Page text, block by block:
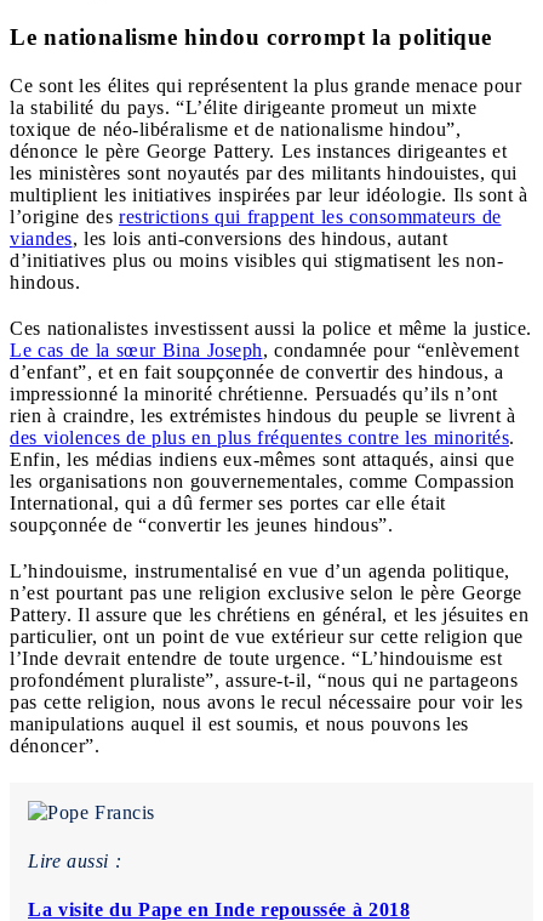
Le nationalisme hindou corrompt la politique
Ce sont les élites qui représentent la plus grande menace pour
la stabilité du pays. “L’élite dirigeante promeut un mixte
toxique de néo-libéralisme et de nationalisme hindou”,
dénonce le père George Pattery. Les instances dirigeantes et
les ministères sont noyautés par des militants hindouistes, qui
multiplient les initiatives inspirées par leur idéologie. Ils sont à
l’origine des restrictions qui frappent les consommateurs de
viandes, les lois anti-conversions des hindous, autant
d’initiatives plus ou moins visibles qui stigmatisent les non-
hindous.
Ces nationalistes investissent aussi la police et même la justice.
Le cas de la sœur Bina Joseph, condamnée pour “enlèvement
d’enfant”, et en fait soupçonnée de convertir des hindous, a
impressionné la minorité chrétienne. Persuadés qu’ils n’ont
rien à craindre, les extrémistes hindous du peuple se livrent à
des violences de plus en plus fréquentes contre les minorités.
Enfin, les médias indiens eux-mêmes sont attaqués, ainsi que
les organisations non gouvernementales, comme Compassion
International, qui a dû fermer ses portes car elle était
soupçonnée de “convertir les jeunes hindous”.
L’hindouisme, instrumentalisé en vue d’un agenda politique,
n’est pourtant pas une religion exclusive selon le père George
Pattery. Il assure que les chrétiens en général, et les jésuites en
particulier, ont un point de vue extérieur sur cette religion que
l’Inde devrait entendre de toute urgence. “L’hindouisme est
profondément pluraliste”, assure-t-il, “nous qui ne partageons
pas cette religion, nous avons le recul nécessaire pour voir les
manipulations auquel il est soumis, et nous pouvons les
dénoncer”.
Lire aussi :
La visite du Pape en Inde repoussée à 2018